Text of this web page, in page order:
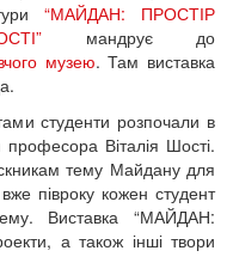
“МАЙДАН: ПРОСТІР
мандрує до
музею. Там виставка
студенти розпочали в
Віталія Шості.
тему Майдану для
півроку кожен студент
Виставка “МАЙДАН:
а також інші твори